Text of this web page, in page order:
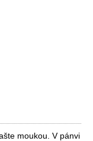
moukou. V pánvi